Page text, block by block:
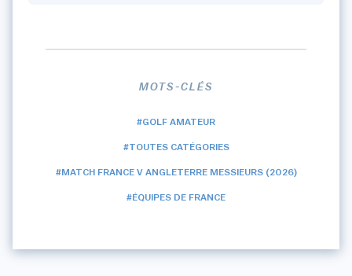
MOTS-CLÉS
#GOLF AMATEUR
#TOUTES CATÉGORIES
#MATCH FRANCE V ANGLETERRE MESSIEURS (2026)
#ÉQUIPES DE FRANCE